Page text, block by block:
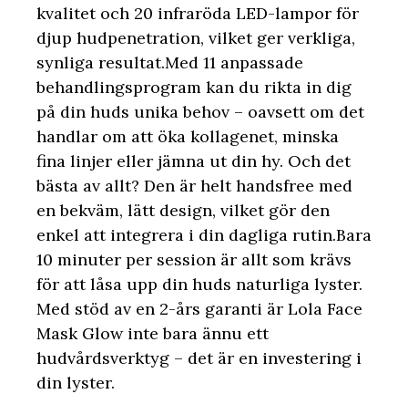
kvalitet och 20 infraröda LED-lampor för
djup hudpenetration, vilket ger verkliga,
synliga resultat.Med 11 anpassade
behandlingsprogram kan du rikta in dig
på din huds unika behov – oavsett om det
handlar om att öka kollagenet, minska
fina linjer eller jämna ut din hy. Och det
bästa av allt? Den är helt handsfree med
en bekväm, lätt design, vilket gör den
enkel att integrera i din dagliga rutin.Bara
10 minuter per session är allt som krävs
för att låsa upp din huds naturliga lyster.
Med stöd av en 2-års garanti är Lola Face
Mask Glow inte bara ännu ett
hudvårdsverktyg – det är en investering i
din lyster.